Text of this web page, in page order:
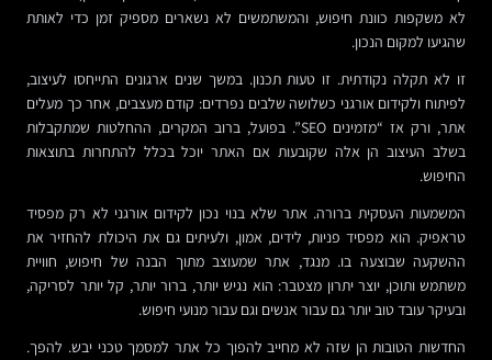
לא משקפות כוונת חיפוש, והמשתמשים לא נשארים מספיק זמן כדי לאותת
שהגיעו למקום הנכון.
זו לא תקלה נקודתית. זו טעות תכנון. במשך שנים ארגונים התייחסו לעיצוב,
לפיתוח ולקידום אורגני כשלושה שלבים נפרדים: קודם מעצבים, אחר כך מעלים
אתר, ורק אז “מזמינים SEO”. בפועל, ברוב המקרים, ההחלטות שמתקבלות
בשלב העיצוב הן אלה שקובעות אם האתר יוכל בכלל להתחרות בתוצאות
החיפוש.
המשמעות העסקית ברורה. אתר שלא בנוי נכון לקידום אורגני לא רק מפסיד
טראפיק. הוא מפסיד פניות, לידים, אמון, ולעיתים גם את היכולת להחזיר את
ההשקעה שבוצעה בו. מנגד, אתר שמעוצב מתוך הבנה של חיפוש, חוויית
משתמש ותוכן, יוצר יתרון מצטבר: הוא נגיש יותר, ברור יותר, קל יותר לסריקה,
ובעיקר עובד טוב יותר גם עבור אנשים וגם עבור מנועי חיפוש.
החדשות הטובות הן שזה לא מחייב להפוך כל אתר למסמך טכני יבש. להפך.